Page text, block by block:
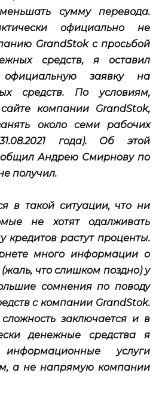
сумму перевода.
официально не
GrandStok с просьбой
средств, я оставил
официальную заявку на
средств. По условиям,
компании GrandStok,
около семи рабочих
года). Об этой
Андрею Смирнову по
получил.
в такой ситуации, что ни
не хотят одалживать
кредитов растут проценты.
много информации о
что слишком поздно) у
сомнения по поводу
с компании GrandStok.
заключается и в
денежные средства я
услуги
а не напрямую компании